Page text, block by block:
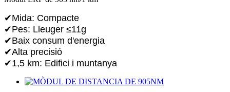
✔Mida: Compacte
✔Pes: Lleuger ≤11g
✔Baix consum d'energia
✔Alta precisió
✔1,5 km: Edifici i muntanya